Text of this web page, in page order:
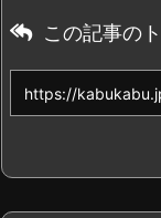
この記事の